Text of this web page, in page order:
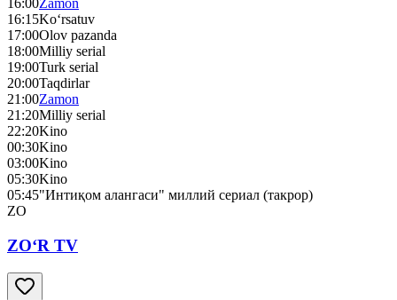
16:00Zamon
16:15Ko‘rsatuv
17:00Olov pazanda
18:00Milliy serial
19:00Turk serial
20:00Taqdirlar
21:00Zamon
21:20Milliy serial
22:20Kino
00:30Kino
03:00Kino
05:30Kino
05:45"Интиқом алангаси" миллий сериал (такрор)
ZO
ZO‘R TV